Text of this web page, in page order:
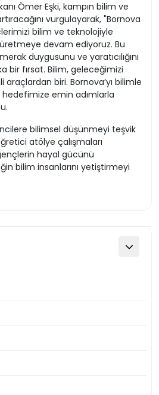
Ömer Eşki, kampın bilim ve
vurgulayarak, "Bornova
bilim ve teknolojiyle
devam ediyoruz. Bu
duygusunu ve yaratıcılığını
bir fırsat. Bilim, geleceğimizi
biri. Bornova’yı bilimle
emin adımlarla
bilimsel düşünmeyi teşvik
atölye çalışmaları
hayal gücünü
bilim insanlarını yetiştirmeyi